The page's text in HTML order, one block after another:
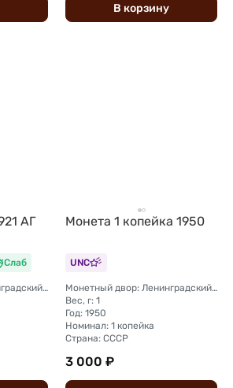
В корзину
АГ
Слаб
Монетный двор: Ленинградский (ЛМД)
Монета 1 копейка 1950
UNC
Монетный двор: Ленинградский (ЛМД)
Вес, г: 1
Год: 1950
Номинал: 1 копейка
Страна: СССР
3 000 ₽